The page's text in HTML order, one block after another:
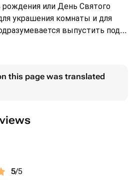
или День Святого
украшения комнаты и для
выпустить под
не собраны. Но если Вам
😻
15 фольгированных Шариков
this page was translated
5/5